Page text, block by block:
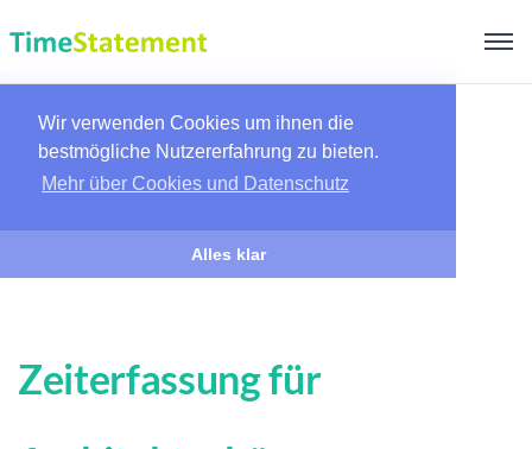
Wir verwenden Cookies um ihnen die
bestmögliche Nutzererfahrung zu bieten.
Mehr über Cookies und Datenschutz
Alles klar
Zeiterfassung für